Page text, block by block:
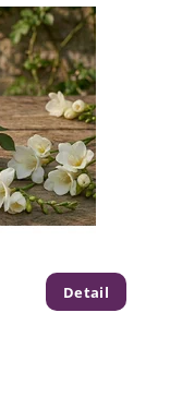
Detail